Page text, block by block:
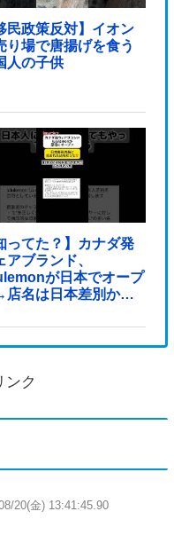
民政策反対】イオン
り場で唐揚げを食う
人の子供
ってた？】カナダ発
アブランド、
が日本でオープ
店名は日本差別から
ンク
20(金) 13:41:45.90